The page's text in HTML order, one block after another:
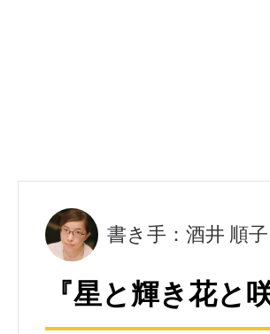
書き手：酒井 順子
『星と輝き花と